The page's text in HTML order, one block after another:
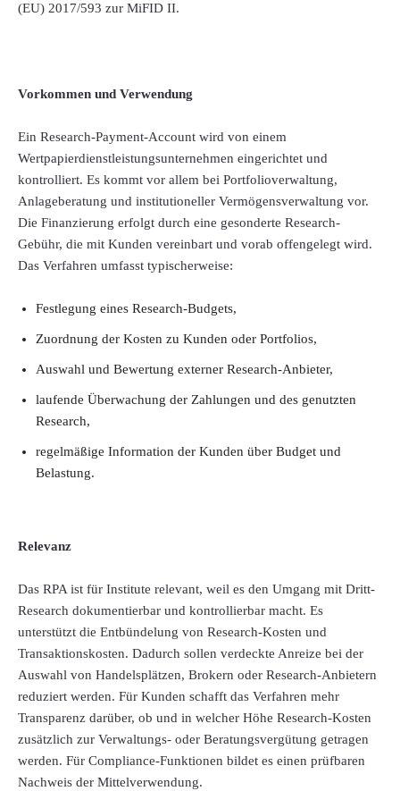
(EU) 2017/593 zur MiFID II.
Vorkommen und Verwendung
Ein Research-Payment-Account wird von einem
Wertpapierdienstleistungsunternehmen eingerichtet und
kontrolliert. Es kommt vor allem bei Portfolioverwaltung,
Anlageberatung und institutioneller Vermögensverwaltung vor.
Die Finanzierung erfolgt durch eine gesonderte Research-
Gebühr, die mit Kunden vereinbart und vorab offengelegt wird.
Das Verfahren umfasst typischerweise:
Festlegung eines Research-Budgets,
Zuordnung der Kosten zu Kunden oder Portfolios,
Auswahl und Bewertung externer Research-Anbieter,
laufende Überwachung der Zahlungen und des genutzten
Research,
regelmäßige Information der Kunden über Budget und
Belastung.
Relevanz
Das RPA ist für Institute relevant, weil es den Umgang mit Dritt-
Research dokumentierbar und kontrollierbar macht. Es
unterstützt die Entbündelung von Research-Kosten und
Transaktionskosten. Dadurch sollen verdeckte Anreize bei der
Auswahl von Handelsplätzen, Brokern oder Research-Anbietern
reduziert werden. Für Kunden schafft das Verfahren mehr
Transparenz darüber, ob und in welcher Höhe Research-Kosten
zusätzlich zur Verwaltungs- oder Beratungsvergütung getragen
werden. Für Compliance-Funktionen bildet es einen prüfbaren
Nachweis der Mittelverwendung.